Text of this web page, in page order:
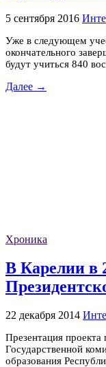
5 сентября 2016
Уже в следующем
окончательного
будут учиться 840
Далее →
Хроника
В Карелии в
22 декабря 2014
Презентация
Государственной
образования